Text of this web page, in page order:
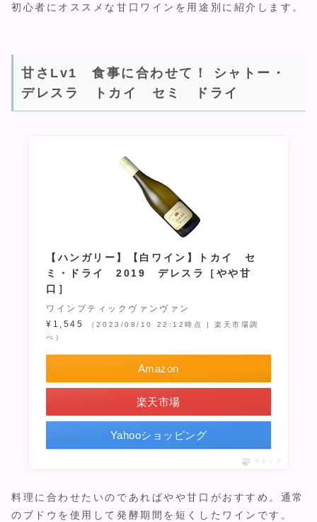
初心者にオススメな甘口ワインを用途別に紹介します。
甘さLv1 食事に合わせて！ シャトー・
デレスラ トカイ セミ ドライ
【ハンガリー】【白ワイン】トカイ セ
ミ・ドライ 2019 デレスラ［やや甘
口］
ワインブティックヴァンヴァン
¥1,545
（2023/08/10 22:12時点 | 楽天市場調
べ）
Amazon
楽天市場
Yahooショッピング
ポチップ
料理に合わせたいのであればやや甘口がおすすめ。通常
のブドウを使用して発酵期間を短くしたワインです。